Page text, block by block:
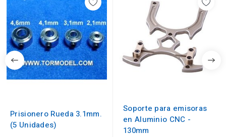
Prisionero Rueda 3.1mm.
(5 Unidades)
Soporte para emisoras
en Aluminio CNC -
130mm